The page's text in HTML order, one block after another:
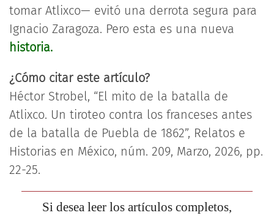
tomar Atlixco— evitó una derrota segura para
Ignacio Zaragoza. Pero esta es una nueva
historia.
¿Cómo citar este artículo?
Héctor Strobel, “El mito de la batalla de
Atlixco. Un tiroteo contra los franceses antes
de la batalla de Puebla de 1862”, Relatos e
Historias en México, núm. 209, Marzo, 2026, pp.
22-25.
Si desea leer los artículos completos,